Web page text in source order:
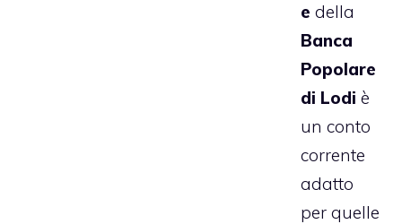
e della
Banca
Popolare
di Lodi è
un conto
corrente
adatto
per quelle